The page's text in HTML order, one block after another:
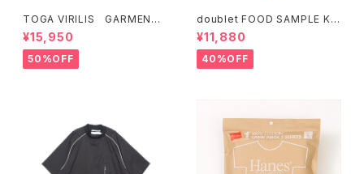
TOGA VIRILIS GARMENT
DYE T-SHIRT (Green、Nav
y)
¥15,950
50%OFF
doublet FOOD SAMPLE KE
Y CHAIN TOMATO (Silver)
¥11,880
40%OFF